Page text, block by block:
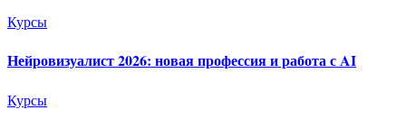
Курсы
Нейровизуалист 2026: новая профессия и работа с AI
Курсы